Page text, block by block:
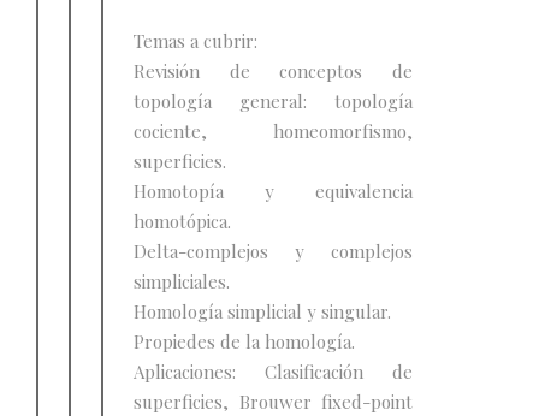
Temas a cubrir:
Revisión de conceptos de
topología general: topología
cociente, homeomorfismo,
superficies.
Homotopía y equivalencia
homotópica.
Delta-complejos y complejos
simpliciales.
Homología simplicial y singular.
Propiedes de la homología.
Aplicaciones: Clasificación de
superficies, Brouwer fixed-point